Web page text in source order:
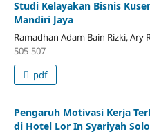
Studi Kelayakan Bisnis
Mandiri Jaya
Ramadhan Adam Bain Rizki, Ary
505-507
pdf
Pengaruh Motivasi Kerja
di Hotel Lor In Syariyah Solo